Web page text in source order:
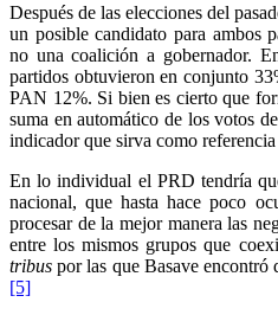
Después de las elecciones del
un posible candidato para ambos
no una coalición a gobernador.
partidos obtuvieron en conjunto
PAN 12%. Si bien es cierto que
suma en automático de los votos
indicador que sirva como
En lo individual el PRD tendría
nacional, que hasta hace poco
procesar de la mejor manera las
entre los mismos grupos que
tribus por las que Basave
[5]